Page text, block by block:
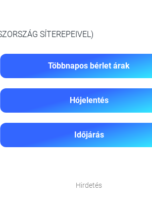
SÍTEREPEIVEL)
Többnapos bérlet árak
Hójelentés
Időjárás
Hirdetés